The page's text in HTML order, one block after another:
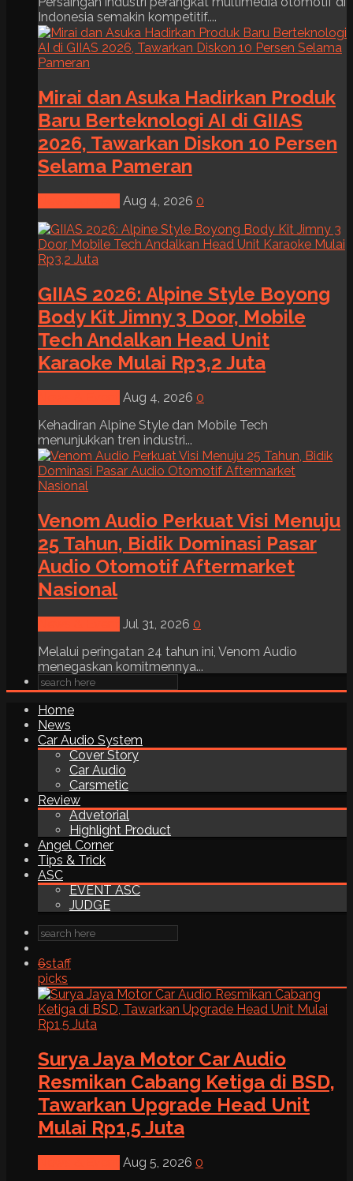
Indonesia semakin kompetitif....
Mirai dan Asuka Hadirkan Produk
Baru Berteknologi AI di GIIAS
2026, Tawarkan Diskon 10 Persen
Selama Pameran
Aug 4, 2026 0
GIIAS 2026: Alpine Style Boyong
Body Kit Jimny 3 Door, Mobile
Tech Andalkan Head Unit
Karaoke Mulai Rp3,2 Juta
Aug 4, 2026 0
Kehadiran Alpine Style dan Mobile Tech
menunjukkan tren industri...
Venom Audio Perkuat Visi Menuju
25 Tahun, Bidik Dominasi Pasar
Audio Otomotif Aftermarket
Nasional
Jul 31, 2026 0
Melalui peringatan 24 tahun ini, Venom Audio
menegaskan komitmennya...
Home
News
Car Audio System
Cover Story
Car Audio
Carsmetic
Review
Advetorial
Highlight Product
Angel Corner
Tips & Trick
ASC
EVENT ASC
JUDGE
6staff
picks
Surya Jaya Motor Car Audio
Resmikan Cabang Ketiga di BSD,
Tawarkan Upgrade Head Unit
Mulai Rp1,5 Juta
Aug 5, 2026 0